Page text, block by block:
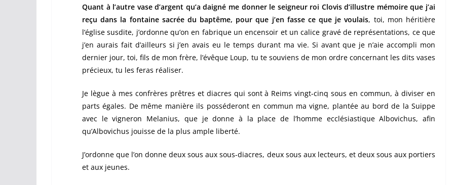
Quant à l’autre vase d’argent qu’a daigné me donner le seigneur roi Clovis d’illustre mémoire que j’ai
reçu dans la fontaine sacrée du baptême, pour que j’en fasse ce que je voulais, toi, mon héritière
l’église susdite, j’ordonne qu’on en fabrique un encensoir et un calice gravé de représentations, ce que
j’en aurais fait d’ailleurs si j’en avais eu le temps durant ma vie. Si avant que je n’aie accompli mon
dernier jour, toi, fils de mon frère, l’évêque Loup, tu te souviens de mon ordre concernant les dits vases
précieux, tu les feras réaliser.
Je lègue à mes confrères prêtres et diacres qui sont à Reims vingt-cinq sous en commun, à diviser en
parts égales. De même manière ils posséderont en commun ma vigne, plantée au bord de la Suippe
avec le vigneron Melanius, que je donne à la place de l’homme ecclésiastique Albovichus, afin
qu’Albovichus jouisse de la plus ample liberté.
J’ordonne que l’on donne deux sous aux sous-diacres, deux sous aux lecteurs, et deux sous aux portiers
et aux jeunes.